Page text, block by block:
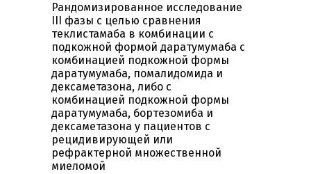
Рандомизированное исследование
III фазы с целью сравнения
теклистамаба в комбинации с
подкожной формой даратумумаба с
комбинацией подкожной формы
даратумумаба, помалидомида и
дексаметазона, либо с
комбинацией подкожной формы
даратумумаба, бортезомиба и
дексаметазона у пациентов с
рецидивирующей или
рефрактерной множественной
миеломой